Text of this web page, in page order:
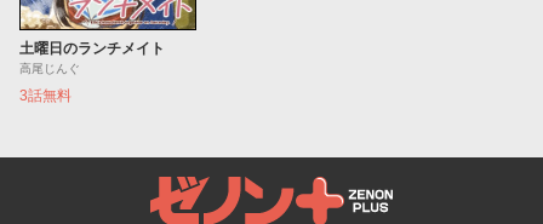
土曜日のランチメイト
高尾じんぐ
3話無料
ゼノンプラス